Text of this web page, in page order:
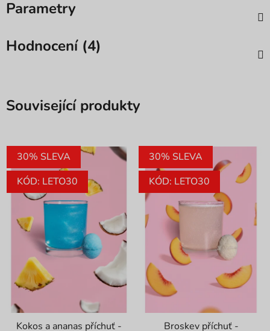
Parametry
Hodnocení (4)
Související produkty
30% SLEVA
KÓD: LETO30
Kokos a ananas příchuť -
30% SLEVA
KÓD: LETO30
Broskev příchuť -